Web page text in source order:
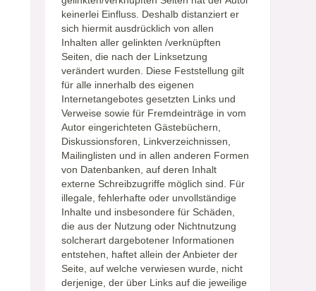
keinerlei Einfluss. Deshalb distanziert er
sich hiermit ausdrücklich von allen
Inhalten aller gelinkten /verknüpften
Seiten, die nach der Linksetzung
verändert wurden. Diese Feststellung gilt
für alle innerhalb des eigenen
Internetangebotes gesetzten Links und
Verweise sowie für Fremdeinträge in vom
Autor eingerichteten Gästebüchern,
Diskussionsforen, Linkverzeichnissen,
Mailinglisten und in allen anderen Formen
von Datenbanken, auf deren Inhalt
externe Schreibzugriffe möglich sind. Für
illegale, fehlerhafte oder unvollständige
Inhalte und insbesondere für Schäden,
die aus der Nutzung oder Nichtnutzung
solcherart dargebotener Informationen
entstehen, haftet allein der Anbieter der
Seite, auf welche verwiesen wurde, nicht
derjenige, der über Links auf die jeweilige